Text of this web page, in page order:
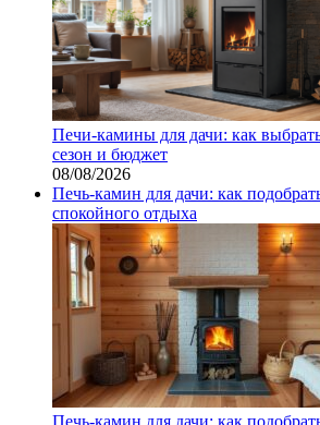
Печи-камины для дачи: как
сезон и бюджет
08/08/2026
Печь-камин для дачи: как
спокойного отдыха
Печь-камин для дачи: как